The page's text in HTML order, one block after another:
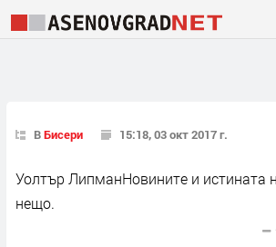
ВБисери 15:18, 03 окт 2017 г.
Уолтър ЛипманНовините и истината
нещо.